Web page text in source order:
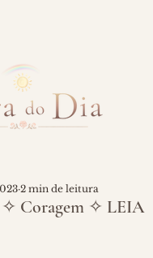
✧ Coragem ✧ LEIA
2 min de leitura